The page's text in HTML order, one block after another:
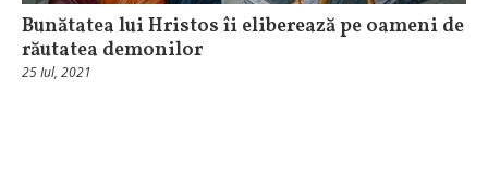
Bunătatea lui Hristos îi eliberează pe oameni de
răutatea demonilor
25 Iul, 2021